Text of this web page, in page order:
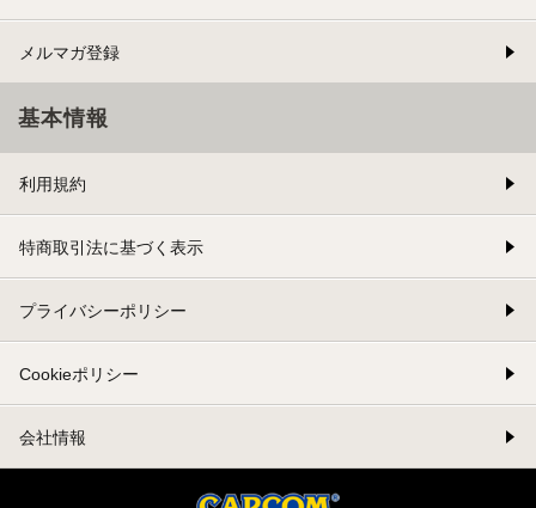
メルマガ登録
基本情報
利用規約
特商取引法に基づく表示
プライバシーポリシー
Cookieポリシー
会社情報